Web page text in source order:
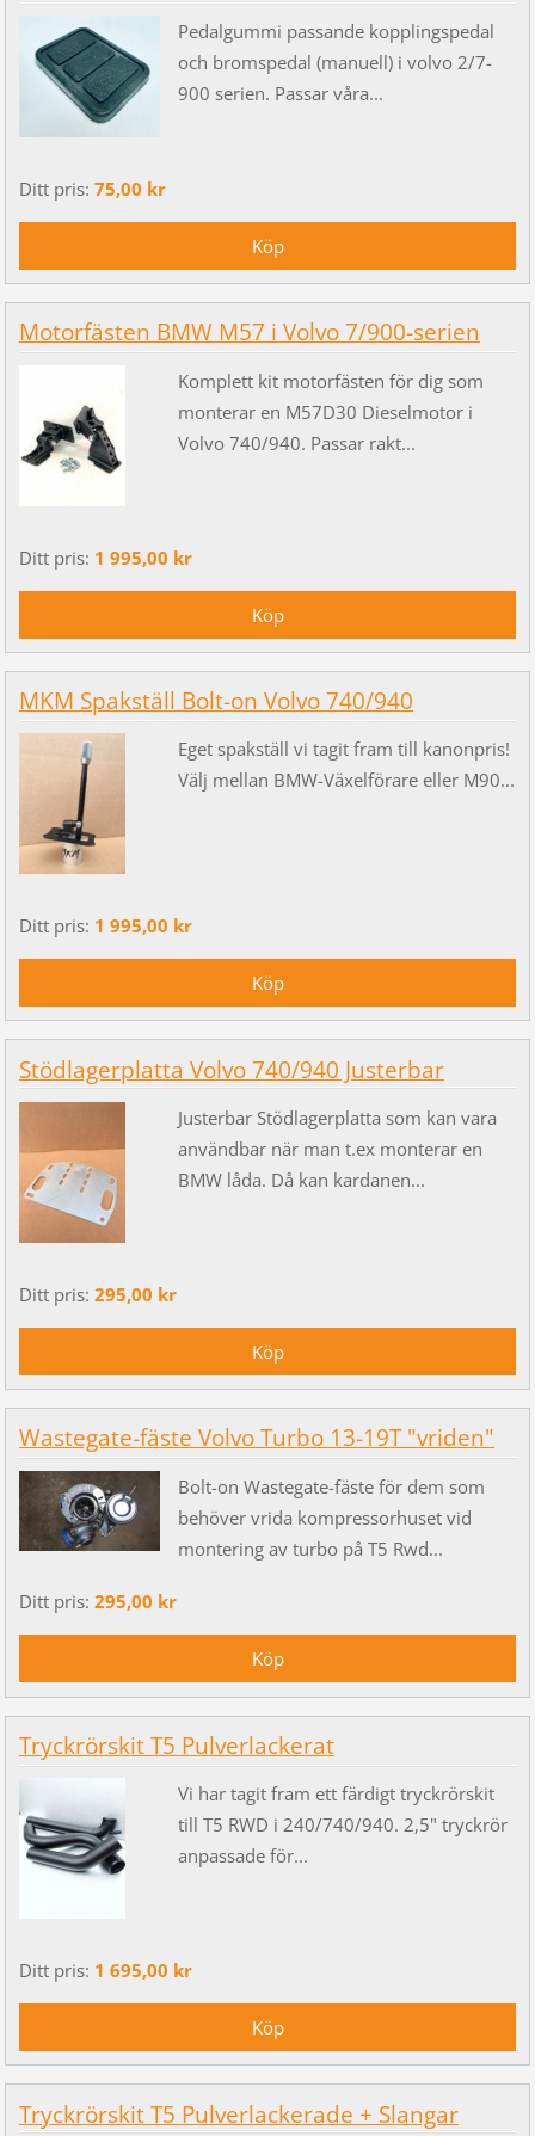
Pedalgummi passande kopplingspedal
och bromspedal (manuell) i volvo 2/7-
900 serien. Passar våra...
Ditt pris: 75,00 kr
Motorfästen BMW M57 i Volvo 7/900-serien
Komplett kit motorfästen för dig som
monterar en M57D30 Dieselmotor i
Volvo 740/940. Passar rakt...
Ditt pris: 1 995,00 kr
MKM Spakställ Bolt-on Volvo 740/940
Eget spakställ vi tagit fram till kanonpris!
Välj mellan BMW-Växelförare eller M90...
Ditt pris: 1 995,00 kr
Stödlagerplatta Volvo 740/940 Justerbar
Justerbar Stödlagerplatta som kan vara
användbar när man t.ex monterar en
BMW låda. Då kan kardanen...
Ditt pris: 295,00 kr
Wastegate-fäste Volvo Turbo 13-19T "vriden"
Bolt-on Wastegate-fäste för dem som
behöver vrida kompressorhuset vid
montering av turbo på T5 Rwd...
Ditt pris: 295,00 kr
Tryckrörskit T5 Pulverlackerat
Vi har tagit fram ett färdigt tryckrörskit
till T5 RWD i 240/740/940. 2,5" tryckrör
anpassade för...
Ditt pris: 1 695,00 kr
Tryckrörskit T5 Pulverlackerade + Slangar